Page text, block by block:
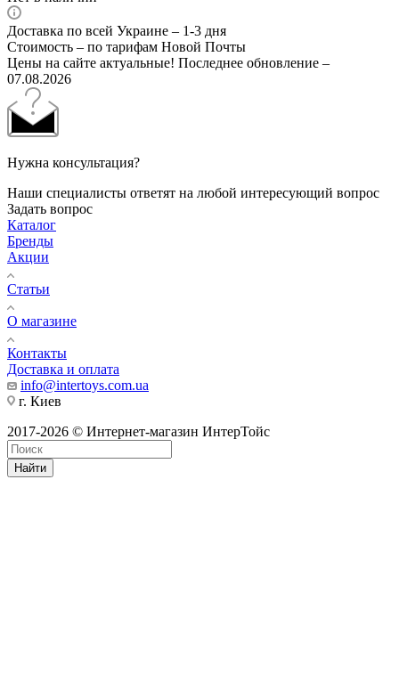
Доставка по всей Украине – 1-3 дня
Стоимость – по тарифам Новой Почты
Цены на сайте актуальные! Последнее обновление –
07.08.2026
Нужна консультация?
Наши специалисты ответят на любой интересующий вопрос
Задать вопрос
Каталог
Бренды
Акции
Статьи
О магазине
Контакты
Доставка и оплата
info@intertoys.com.ua
г. Киев
2017-2026 © Интернет-магазин ИнтерТойс
Найти